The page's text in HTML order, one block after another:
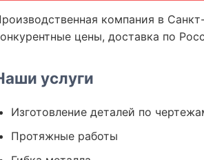
компания в
цены, доставка по
услуги
Изготовление деталей по
Протяжные работы